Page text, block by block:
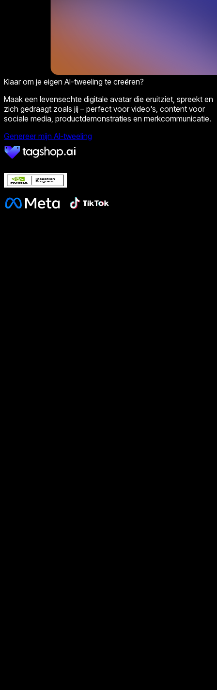
Klaar om je eigen AI-tweeling te creëren?
Maak een levensechte digitale avatar die eruitziet, spreekt en
zich gedraagt zoals jij – perfect voor video's, content voor
sociale media, productdemonstraties en merkcommunicatie.
Genereer mijn AI-tweeling